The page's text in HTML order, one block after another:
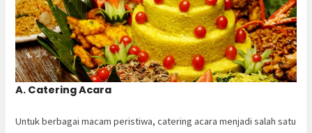
A. Catering Acara
Untuk berbagai macam peristiwa, catering acara menjadi salah satu